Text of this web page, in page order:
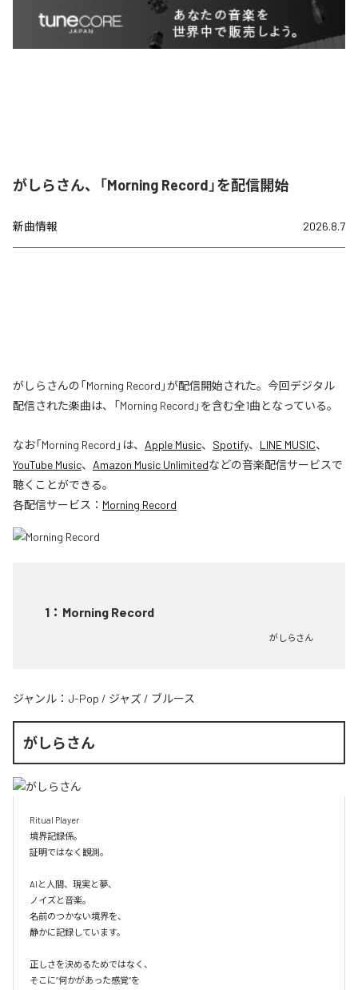
がしらさん、「Morning Record」を配信開始
新曲情報 2026.8.7
がしらさんの「Morning Record」が配信開始された。今回デジタル
配信された楽曲は、「Morning Record」を含む全1曲となっている。
なお「Morning Record 」は、 Apple Music、 Spotify、 LINE MUSIC、
YouTube Music、 Amazon Music Unlimitedなどの音楽配信サービスで
聴くことができる。
各配信サービス： Morning Record
1 ： Morning Record
がしらさん
ジャンル： J-Pop / ジャズ / ブルース
がしらさん
Ritual Player
境界記録係。
証明ではなく観測。
AIと人間、現実と夢、
ノイズと音楽。
名前のつかない境界を、
静かに記録しています。
正しさを決めるためではなく、
そこに“何かがあった感覚”を